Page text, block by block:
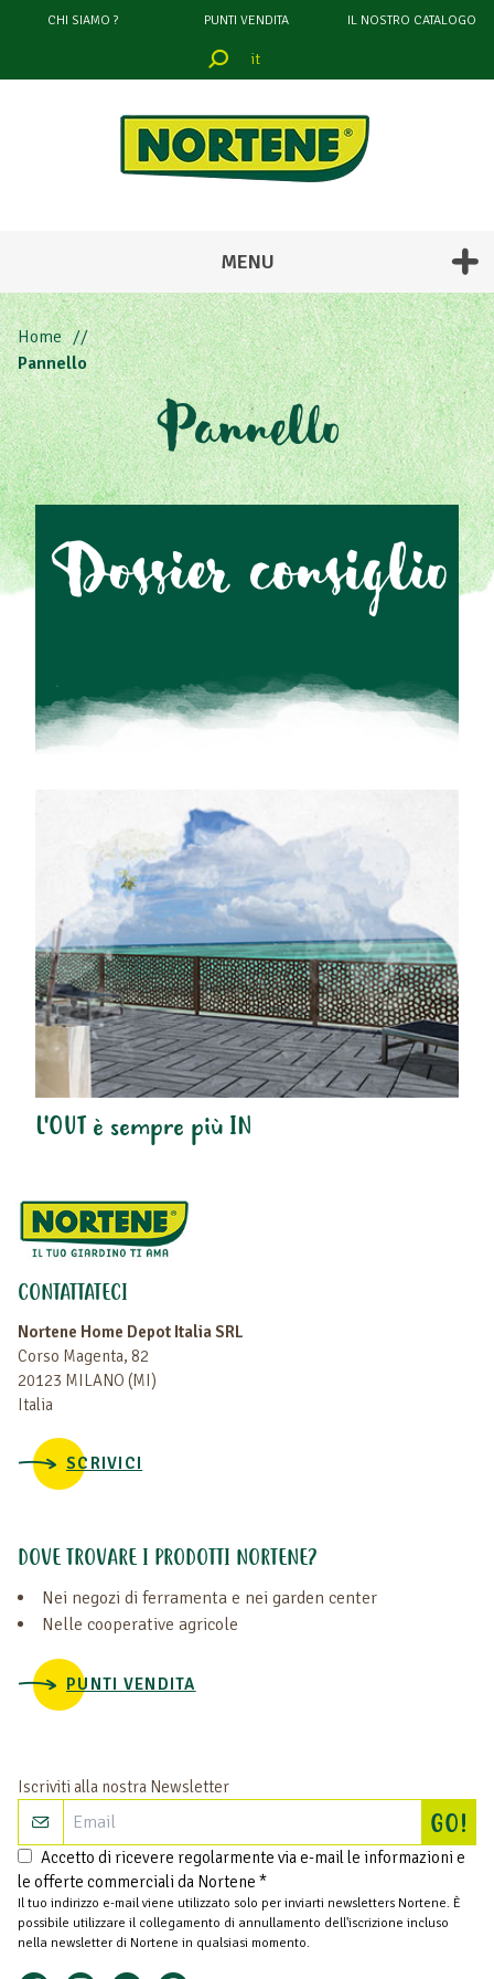
CHI SIAMO ? PUNTI VENDITA IL NOSTRO CATALOGO
it
MENU
Home
Pannello
Pannello
Dossier consiglio
L'OUT è sempre più IN
CONTATTATECI
Nortene Home Depot Italia SRL
Corso Magenta, 82
20123 MILANO (MI)
Italia
SCRIVICI
DOVE TROVARE I PRODOTTI NORTENE?
Nei negozi di ferramenta e nei garden center
Nelle cooperative agricole
PUNTI VENDITA
Iscriviti alla nostra Newsletter
GO!
Accetto di ricevere regolarmente via e-mail le informazioni e
le offerte commerciali da Nortene *
Il tuo indirizzo e-mail viene utilizzato solo per inviarti newsletters Nortene. È
possibile utilizzare il collegamento di annullamento dell'iscrizione incluso
nella newsletter di Nortene in qualsiasi momento.